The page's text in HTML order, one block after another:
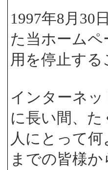
1997年8月30
た当ホームペ
用を停止す
インターネ
に長い間、
人にとって
までの皆様